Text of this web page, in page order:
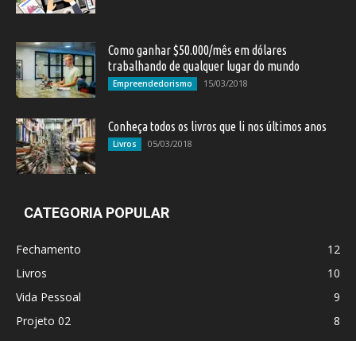
Como ganhar $50.000/mês em dólares
trabalhando de qualquer lugar do mundo
Empreendedorismo 15/03/2018
Conheça todos os livros que li nos últimos anos
Livros 05/03/2018
CATEGORIA POPULAR
Fechamento
12
Livros
10
Vida Pessoal
9
Projeto 02
8